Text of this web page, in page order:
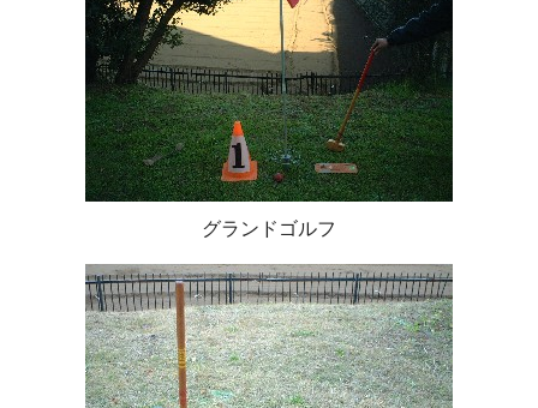
グランドゴルフ